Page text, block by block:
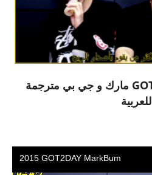
برنامج قوت 7 GOT2DAY مارك و جي بي مترجمة
للعربية